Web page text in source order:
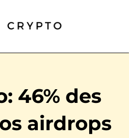
46% des
airdrops